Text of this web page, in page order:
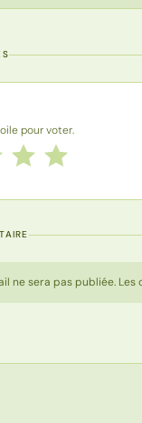
pour voter.
de 1 à 5
5 étoiles
4 étoiles
ne sera pas publiée.